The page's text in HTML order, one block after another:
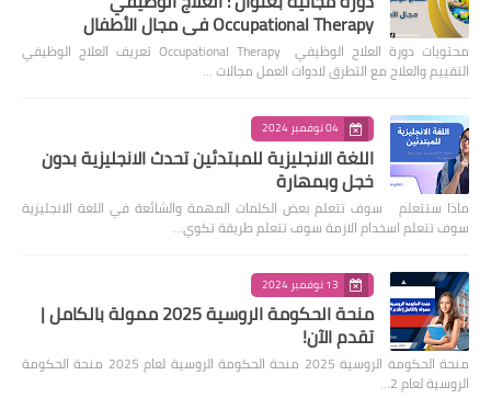
Occupational Therapy في مجال الأطفال
محتويات دورة العلاج الوظيفي Occupational Therapy تعريف العلاج الوظيفي
التقييم والعلاج مع التطرق لادوات العمل مجالات …
04 نوفمبر 2024
اللغة الانجليزية للمبتدئين تحدث الانجليزية بدون
خجل وبمهارة
ماذا ستتعلم سوف تتعلم بعض الكلمات المهمة والشائعة في اللغة الانجليزية
سوف تتعلم اسخدام الازمة سوف تتعلم طريقة تكوي…
13 نوفمبر 2024
منحة الحكومة الروسية 2025 ممولة بالكامل |
تقدم الآن!
منحة الحكومة الروسية 2025 منحة الحكومة الروسية لعام 2025 منحة الحكومة
الروسية لعام 2…